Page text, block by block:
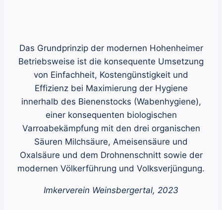
Das Grundprinzip der modernen Hohenheimer
Betriebsweise ist die konsequente Umsetzung
von Einfachheit, Kostengünstigkeit und
Effizienz bei Maximierung der Hygiene
innerhalb des Bienenstocks (Wabenhygiene),
einer konsequenten biologischen
Varroabekämpfung mit den drei organischen
Säuren Milchsäure, Ameisensäure und
Oxalsäure und dem Drohnenschnitt sowie der
modernen Völkerführung und Volksverjüngung.
Imkerverein Weinsbergertal, 2023